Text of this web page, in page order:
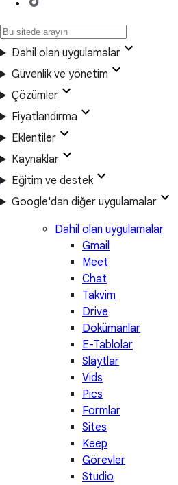
Dahil olan uygulamalar
Güvenlik ve yönetim
Çözümler
Fiyatlandırma
Eklentiler
Kaynaklar
Eğitim ve destek
Google'dan diğer uygulamalar
Dahil olan uygulamalar
Gmail
Meet
Chat
Takvim
Drive
Dokümanlar
E-Tablolar
Slaytlar
Vids
Pics
Formlar
Sites
Keep
Görevler
Studio